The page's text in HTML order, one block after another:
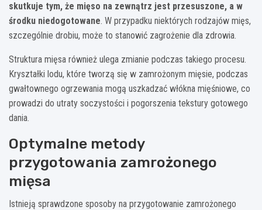
skutkuje tym, że mięso na zewnątrz jest przesuszone, a w
środku niedogotowane. W przypadku niektórych rodzajów mięs,
szczególnie drobiu, może to stanowić zagrożenie dla zdrowia.
Struktura mięsa również ulega zmianie podczas takiego procesu.
Kryształki lodu, które tworzą się w zamrożonym mięsie, podczas
gwałtownego ogrzewania mogą uszkadzać włókna mięśniowe, co
prowadzi do utraty soczystości i pogorszenia tekstury gotowego
dania.
Optymalne metody
przygotowania zamrożonego
mięsa
Istnieją sprawdzone sposoby na przygotowanie zamrożonego